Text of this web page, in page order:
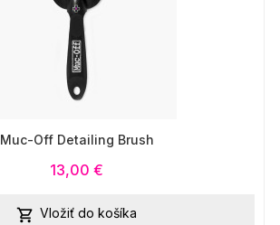
Muc-Off Detailing Brush
13,00 €
 Vložiť do košíka